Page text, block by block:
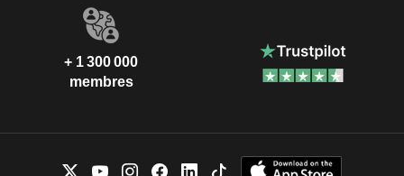
+ 1 300 000
membres